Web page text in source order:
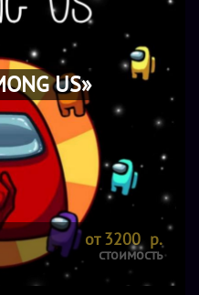
US»
от 3200 р.
стоимость